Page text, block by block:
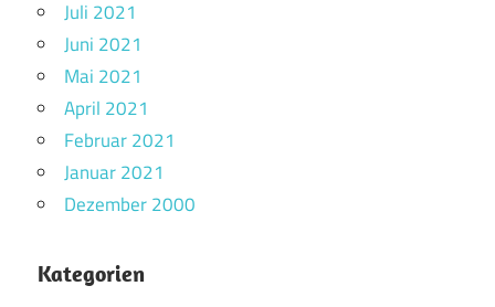
Juli 2021
Juni 2021
Mai 2021
April 2021
Februar 2021
Januar 2021
Dezember 2000
Kategorien